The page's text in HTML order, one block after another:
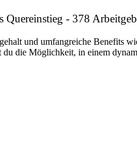
- 378
und umfangreiche Benefits
die Möglichkeit, in einem